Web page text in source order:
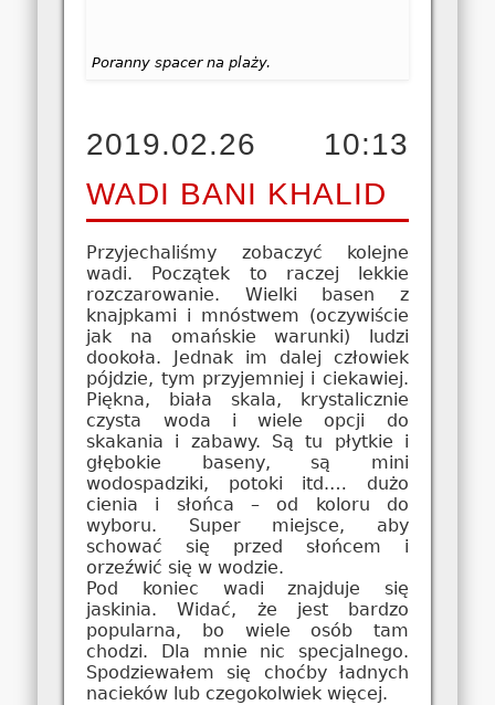
Poranny spacer na plaży.
2019.02.26 10:13
WADI BANI KHALID
Przyjechaliśmy zobaczyć kolejne
wadi. Początek to raczej lekkie
rozczarowanie. Wielki basen z
knajpkami i mnóstwem (oczywiście
jak na omańskie warunki) ludzi
dookoła. Jednak im dalej człowiek
pójdzie, tym przyjemniej i ciekawiej.
Piękna, biała skala, krystalicznie
czysta woda i wiele opcji do
skakania i zabawy. Są tu płytkie i
głębokie baseny, są mini
wodospadziki, potoki itd.… dużo
cienia i słońca – od koloru do
wyboru. Super miejsce, aby
schować się przed słońcem i
orzeźwić się w wodzie.
Pod koniec wadi znajduje się
jaskinia. Widać, że jest bardzo
popularna, bo wiele osób tam
chodzi. Dla mnie nic specjalnego.
Spodziewałem się choćby ładnych
nacieków lub czegokolwiek więcej.